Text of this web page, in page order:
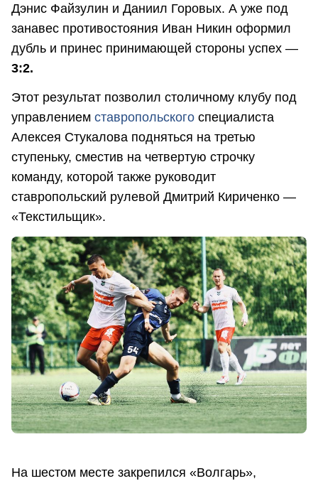
Дэнис Файзулин и Даниил Горовых. А уже под
занавес противостояния Иван Никин оформил
дубль и принес принимающей стороны успех —
3:2.
Этот результат позволил столичному клубу под
управлением ставропольского специалиста
Алексея Стукалова подняться на третью
ступеньку, сместив на четвертую строчку
команду, которой также руководит
ставропольский рулевой Дмитрий Кириченко —
«Текстильщик».
На шестом месте закрепился «Волгарь»,